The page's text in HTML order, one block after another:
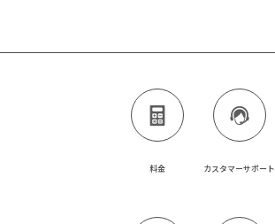
料金 カスタマーサポート